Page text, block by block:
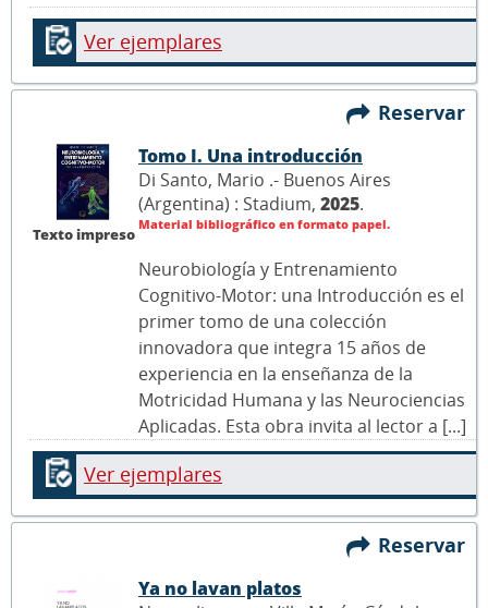
Ver ejemplares
Reservar
Texto impreso
Tomo I. Una introducción
Di Santo, Mario .- Buenos Aires
(Argentina) : Stadium, 2025.
Material bibliográfico en formato papel.
Neurobiología y Entrenamiento
Cognitivo-Motor: una Introducción es el
primer tomo de una colección
innovadora que integra 15 años de
experiencia en la enseñanza de la
Motricidad Humana y las Neurociencias
Aplicadas. Esta obra invita al lector a [...]
Ver ejemplares
Reservar
Ya no lavan platos